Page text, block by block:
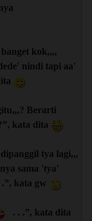
sepertinya
dua hari sekali,
& mohon
kok,,,,
nindi tapi aa'
Berarti
kata dita
tya lagi,,,
sama 'tya'
kata gw
. . .”, kata dita